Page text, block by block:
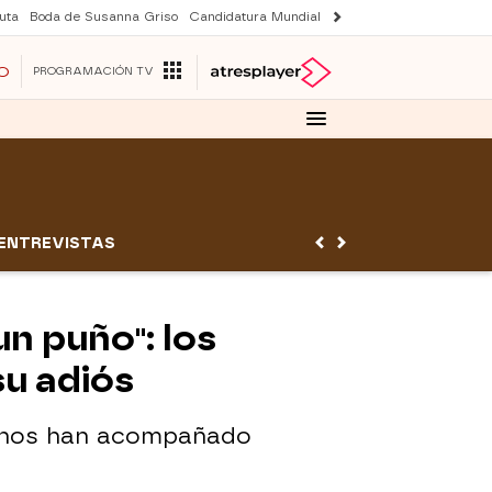
Boda de Susanna Griso Candidatura Mundial 2030
PROGRAMACIÓN TV
puño": los
adiós
han acompañado